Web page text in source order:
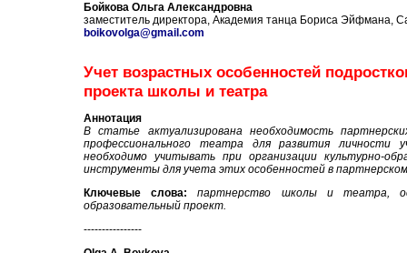
Бойкова Ольга Александровна
заместитель директора, Академия танца Бориса Эйфмана,
boikovolga@gmail.com
Учет возрастных особенностей
проекта школы и театра
Аннотация
В статье актуализирована необходимость
профессионального театра для развития личности
необходимо учитывать при организации культурно-
инструменты для учета этих особенностей в
Ключевые слова:
партнерство школы и театра,
образовательный проект.
----------------